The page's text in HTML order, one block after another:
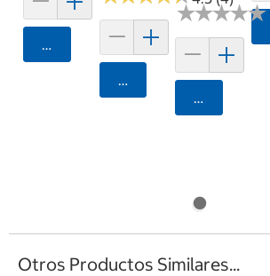
Agregar
Agregar
★★★★★
★★★★★
Agregar
Otros Productos Similares...